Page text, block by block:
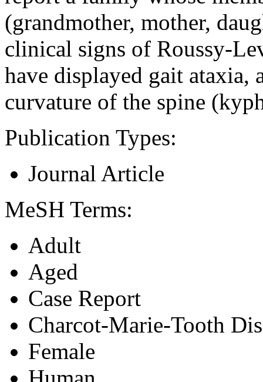
(grandmother, mother,
clinical signs of Roussy-
have displayed gait ataxia,
curvature of the spine
Publication Types:
Journal Article
MeSH Terms:
Adult
Aged
Case Report
Charcot-Marie-Tooth
Female